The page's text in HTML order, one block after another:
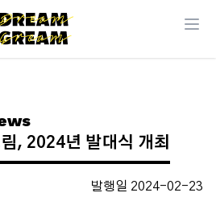
, 2024년 발대식 개최
발행일 2024-02-23